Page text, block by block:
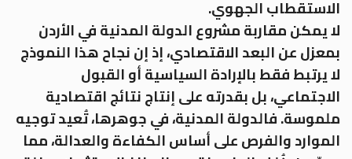
الاستقطاب الجهوي.
لا يمكن مقاربة مشروع الدولة المدنية في الأردن
بمعزل عن البعد الاقتصادي، إذ إن نجاح هذا النموذج
لا يرتبط فقط بالإرادة السياسية أو القبول
الاجتماعي، بل بقدرته على إنتاج نتائج اقتصادية
ملموسة. فالدولة المدنية، في جوهرها، تُعيد توجيه
الموارد والفرص على أساس الكفاءة والعدالة، مما